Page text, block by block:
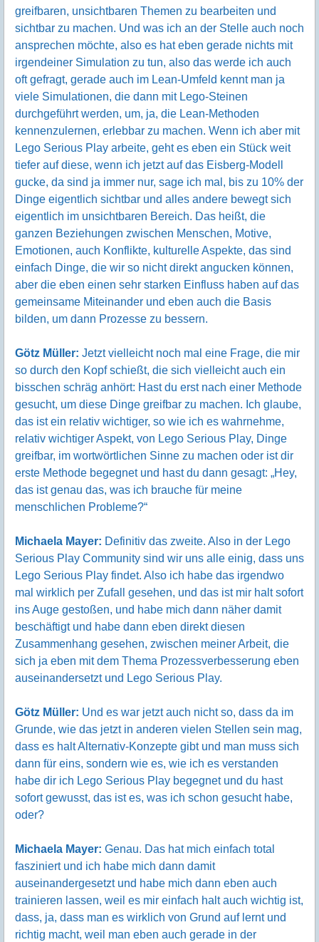
greifbaren, unsichtbaren Themen zu bearbeiten und
sichtbar zu machen. Und was ich an der Stelle auch noch
ansprechen möchte, also es hat eben gerade nichts mit
irgendeiner Simulation zu tun, also das werde ich auch
oft gefragt, gerade auch im Lean-Umfeld kennt man ja
viele Simulationen, die dann mit Lego-Steinen
durchgeführt werden, um, ja, die Lean-Methoden
kennenzulernen, erlebbar zu machen. Wenn ich aber mit
Lego Serious Play arbeite, geht es eben ein Stück weit
tiefer auf diese, wenn ich jetzt auf das Eisberg-Modell
gucke, da sind ja immer nur, sage ich mal, bis zu 10% der
Dinge eigentlich sichtbar und alles andere bewegt sich
eigentlich im unsichtbaren Bereich. Das heißt, die
ganzen Beziehungen zwischen Menschen, Motive,
Emotionen, auch Konflikte, kulturelle Aspekte, das sind
einfach Dinge, die wir so nicht direkt angucken können,
aber die eben einen sehr starken Einfluss haben auf das
gemeinsame Miteinander und eben auch die Basis
bilden, um dann Prozesse zu bessern.
Götz Müller: Jetzt vielleicht noch mal eine Frage, die mir
so durch den Kopf schießt, die sich vielleicht auch ein
bisschen schräg anhört: Hast du erst nach einer Methode
gesucht, um diese Dinge greifbar zu machen. Ich glaube,
das ist ein relativ wichtiger, so wie ich es wahrnehme,
relativ wichtiger Aspekt, von Lego Serious Play, Dinge
greifbar, im wortwörtlichen Sinne zu machen oder ist dir
erste Methode begegnet und hast du dann gesagt: „Hey,
das ist genau das, was ich brauche für meine
menschlichen Probleme?“
Michaela Mayer: Definitiv das zweite. Also in der Lego
Serious Play Community sind wir uns alle einig, dass uns
Lego Serious Play findet. Also ich habe das irgendwo
mal wirklich per Zufall gesehen, und das ist mir halt sofort
ins Auge gestoßen, und habe mich dann näher damit
beschäftigt und habe dann eben direkt diesen
Zusammenhang gesehen, zwischen meiner Arbeit, die
sich ja eben mit dem Thema Prozessverbesserung eben
auseinandersetzt und Lego Serious Play.
Götz Müller: Und es war jetzt auch nicht so, dass da im
Grunde, wie das jetzt in anderen vielen Stellen sein mag,
dass es halt Alternativ-Konzepte gibt und man muss sich
dann für eins, sondern wie es, wie ich es verstanden
habe dir ich Lego Serious Play begegnet und du hast
sofort gewusst, das ist es, was ich schon gesucht habe,
oder?
Michaela Mayer: Genau. Das hat mich einfach total
fasziniert und ich habe mich dann damit
auseinandergesetzt und habe mich dann eben auch
trainieren lassen, weil es mir einfach halt auch wichtig ist,
dass, ja, dass man es wirklich von Grund auf lernt und
richtig macht, weil man eben auch gerade in der